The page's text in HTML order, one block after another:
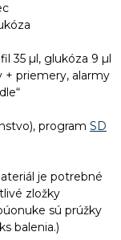
35 µl, glukóza 9 µl
+ priemery, alarmy
program SD
je potrebné
zložky
sú prúžky
balenia.)